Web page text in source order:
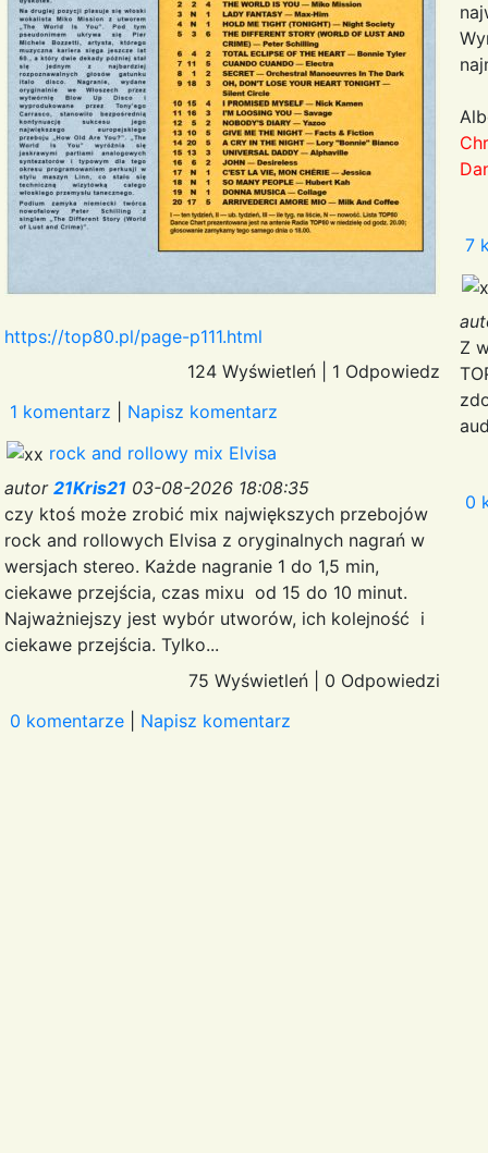
https://top80.pl/page-p111.html
124 Wyświetleń
1 Odpowiedz
1 komentarz
Napisz komentarz
rock and rollowy mix Elvisa
autor 21Kris21 03-08-2026 18:08:35
czy ktoś może zrobić mix największych przebojów
rock and rollowych Elvisa z oryginalnych nagrań w
wersjach stereo. Każde nagranie 1 do 1,5 min,
ciekawe przejścia, czas mixu od 15 do 10 minut.
Najważniejszy jest wybór utworów, ich kolejność i
ciekawe przejścia. Tylko...
75 Wyświetleń
0 Odpowiedzi
0 komentarze| Napisz komentarz
7
Z
0